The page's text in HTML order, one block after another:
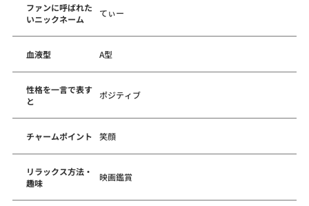
ファンに呼ばれた
いニックネーム
てぃー
血液型 A型
性格を一言で表す
と
ポジティブ
チャームポイント 笑顔
リラックス方法・
趣味
映画鑑賞